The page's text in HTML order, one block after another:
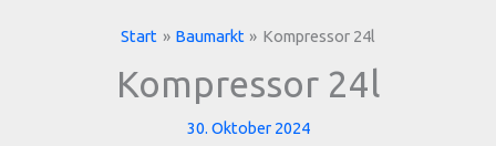
Start Baumarkt Kompressor 24l
Kompressor 24l
30. Oktober 2024